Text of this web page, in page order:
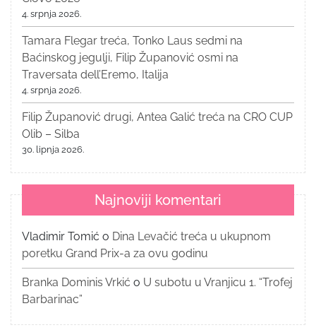
4. srpnja 2026.
Tamara Flegar treća, Tonko Laus sedmi na
Baćinskog jegulji, Filip Županović osmi na
Traversata dell’Eremo, Italija
4. srpnja 2026.
Filip Županović drugi, Antea Galić treća na CRO CUP
Olib – Silba
30. lipnja 2026.
Najnoviji komentari
Vladimir Tomić o Dina Levačić treća u ukupnom
poretku Grand Prix-a za ovu godinu
Branka Dominis Vrkić o U subotu u Vranjicu 1. “Trofej
Barbarinac”